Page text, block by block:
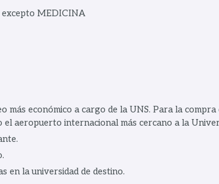
MEDICINA
más económico a cargo de la UNS. Para la
aeropuerto internacional más cercano a la
en la universidad de destino.